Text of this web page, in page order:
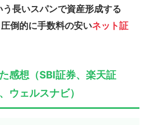
長いスパンで資産形成する
倒的に手数料の安いネット証
感想（SBI証券、楽天証
ウェルスナビ）